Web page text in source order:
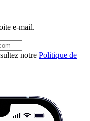
e-mail.
notre Politique de